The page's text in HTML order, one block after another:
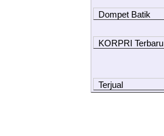
Dompet Batik
KORPRI Terbaru
Terjual